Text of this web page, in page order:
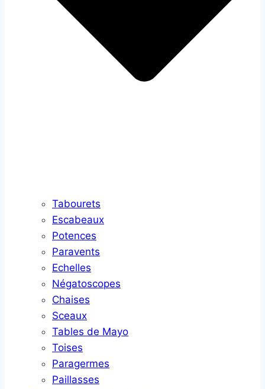
Tabourets
Escabeaux
Potences
Paravents
Echelles
Négatoscopes
Chaises
Sceaux
Tables de Mayo
Toises
Paragermes
Paillasses